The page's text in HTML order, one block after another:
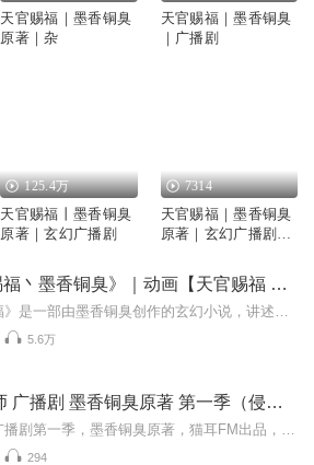
天官赐福｜墨香铜臭
原著｜杂
天官赐福｜墨香铜臭
｜广播剧
125.4万
天官赐福丨墨香铜臭
原著｜玄幻广播剧
7314
天官赐福｜墨香铜臭
原著｜玄幻广播剧
《天官赐福丶墨香铜臭》｜动画【天官赐福 百无禁忌】
5.6万
魔道 祖师 广播剧 墨香铜臭原著 第一季（侵权删）
294